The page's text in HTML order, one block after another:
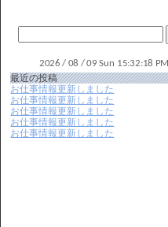
最近の投稿
お仕事情報更新しました
お仕事情報更新しました
お仕事情報更新しました
お仕事情報更新しました
お仕事情報更新しました